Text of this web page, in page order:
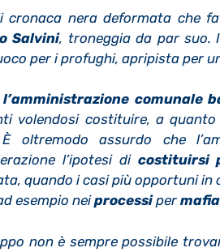
cronaca nera deformata che
Salvini, troneggia da par suo.
per i profughi, apripista per
l’amministrazione comunale
volendosi costituire, a
oltremodo assurdo che
l’ipotesi di costituirsi
quando i casi più opportuni
esempio neiprocessiper mafia
non è sempre possibile